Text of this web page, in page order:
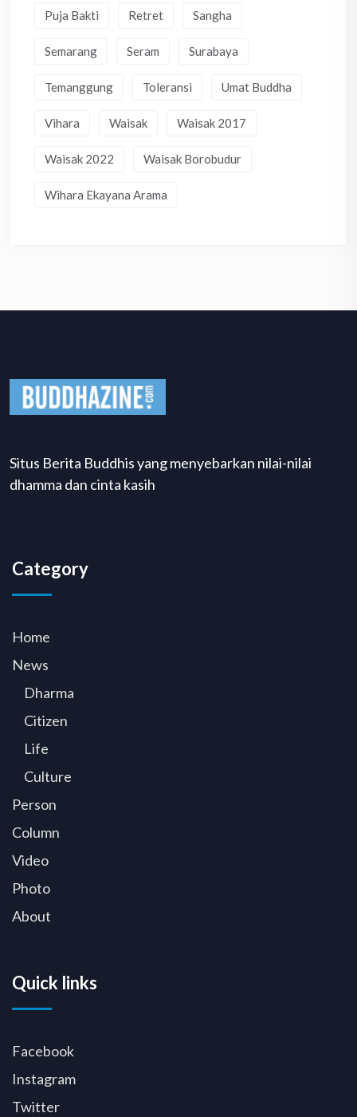
Puja Bakti Retret Sangha
Semarang Seram Surabaya
Temanggung Toleransi Umat Buddha
Vihara Waisak Waisak 2017
Waisak 2022 Waisak Borobudur
Wihara Ekayana Arama
Situs Berita Buddhis yang menyebarkan nilai-nilai
dhamma dan cinta kasih
Category
Home
News
Dharma
Citizen
Life
Culture
Person
Column
Video
Photo
About
Quick links
Facebook
Instagram
Twitter